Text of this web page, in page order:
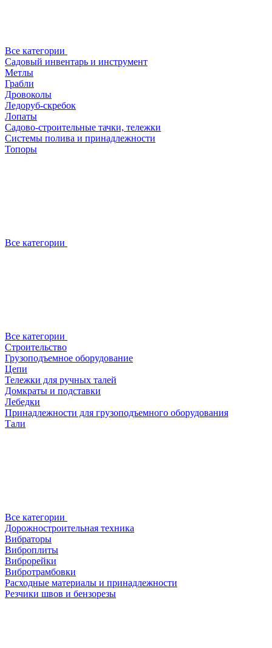
Все категории
Садовый инвентарь и инструмент
Метлы
Грабли
Дровоколы
Ледоруб-скребок
Лопаты
Садово-строительные тачки, тележки
Системы полива и принадлежности
Топоры
Все категории
Все категории
Строительство
Грузоподъемное оборудование
Цепи
Тележки для ручных талей
Домкраты и подставки
Лебедки
Принадлежности для грузоподъемного оборудования
Тали
Все категории
Дорожностроительная техника
Вибраторы
Виброплиты
Виброрейки
Вибротрамбовки
Расходные материалы и принадлежности
Резчики швов и бензорезы